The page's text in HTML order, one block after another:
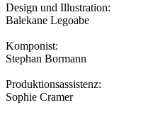
Design und Illustration:
Balekane Legoabe
Komponist:
Stephan Bormann
Produktionsassistenz:
Sophie Cramer